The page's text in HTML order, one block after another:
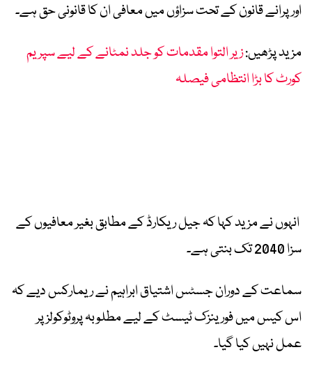
اور پرانے قانون کے تحت سزاؤں میں معافی ان کا قانونی حق ہے۔
مزید پڑھیں:زیر التوا مقدمات کو جلد نمٹانے کے لیے سپریم
کورٹ کا بڑا انتظامی فیصلہ
انہوں نے مزید کہا کہ جیل ریکارڈ کے مطابق بغیر معافیوں کے
سزا 2040 تک بنتی ہے۔
سماعت کے دوران جسٹس اشتیاق ابراہیم نے ریمارکس دیے کہ
اس کیس میں فورینزک ٹیسٹ کے لیے مطلوبہ پروٹوکولز پر
عمل نہیں کیا گیا۔